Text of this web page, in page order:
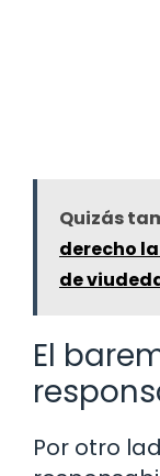
Quizás
derecho
de
El
Por otro